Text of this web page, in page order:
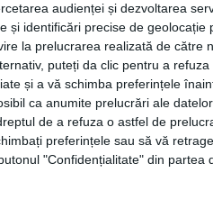
audienței și dezvoltarea
și identificări precise de geolocație
la prelucrarea realizată de către
puteți da clic pentru a refuza
și a vă schimba preferințele
ca anumite prelucrări ale
de a refuza o astfel de
preferințele sau să vă
"Confidențialitate" din partea